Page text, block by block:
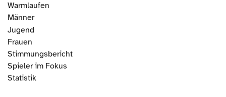
Warmlaufen
Männer
Jugend
Frauen
Stimmungsbericht
Spieler im Fokus
Statistik